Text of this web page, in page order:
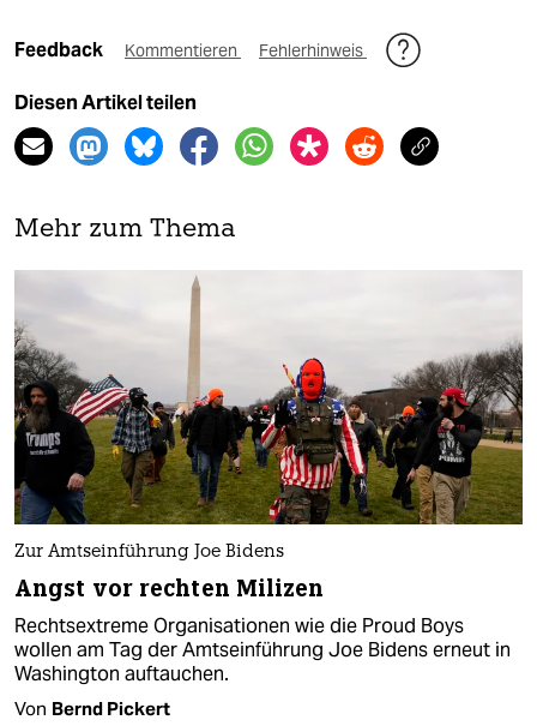
Feedback Kommentieren Fehlerhinweis
Diesen Artikel teilen
Mehr zum Thema
Zur Amtseinführung Joe Bidens
Angst vor rechten Milizen
Rechtsextreme Organisationen wie die Proud Boys
wollen am Tag der Amtseinführung Joe Bidens erneut in
Washington auftauchen.
Von Bernd Pickert